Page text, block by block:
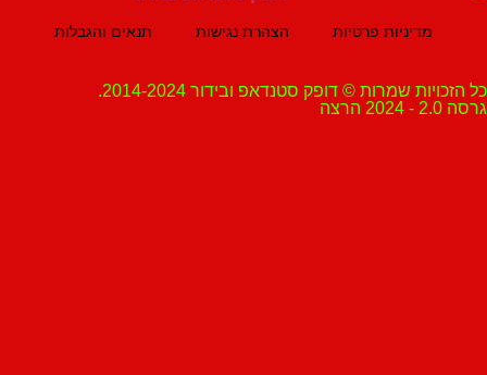
מדיניות פרטיות הצהרת נגישות תנאים והגבלות
שמרות © דופק סטנדאפ ובידור 2014-2024.